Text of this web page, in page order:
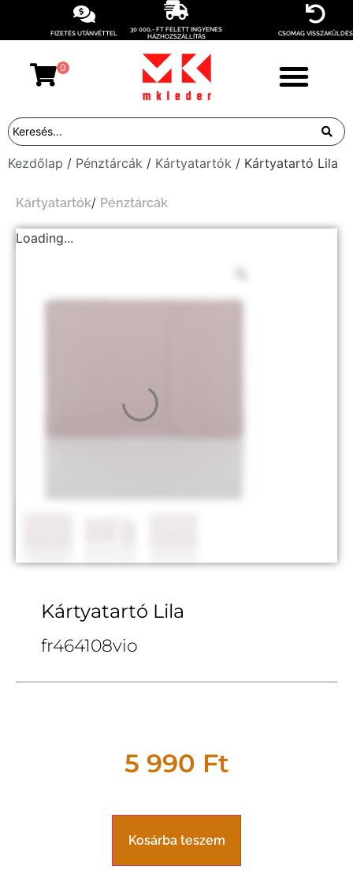
FIZETÉS UTÁNVÉTTEL
30 000,- FT FELETT INGYENES
HÁZHOZSZÁLLÍTÁS
CSOMAG VISSZAKÜLDÉS
0
Kezdőlap / Pénztárcák / Kártyatartók / Kártyatartó Lila
Kártyatartók/ Pénztárcák
Loading...
Kártyatartó Lila
fr464108vio
5 990 Ft
Kosárba teszem